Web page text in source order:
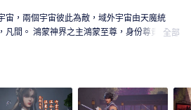
宙，兩個宇宙彼此為敵，域外宇宙由天魔統
凡間。 鴻蒙神界之主鴻蒙至尊，身份尊貴，屬
始源至尊設計聯手殺害，並詛咒其萬世輪
園被奪，理念被改，就連最疼愛的徒兒靈霞天
迴中被世世滅門，直到最後一世轉生到了譚雲
全部